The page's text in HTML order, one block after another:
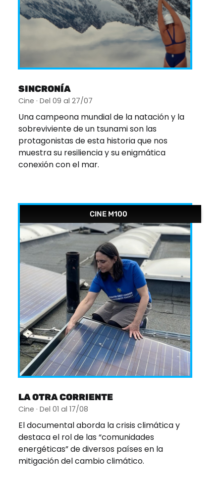
SINCRONÍA
Cine · Del 09 al 27/07
Una campeona mundial de la natación y la
sobreviviente de un tsunami son las
protagonistas de esta historia que nos
muestra su resiliencia y su enigmática
conexión con el mar.
CINE M100
LA OTRA CORRIENTE
Cine · Del 01 al 17/08
El documental aborda la crisis climática y
destaca el rol de las “comunidades
energéticas” de diversos países en la
mitigación del cambio climático.